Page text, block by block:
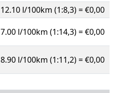
12.10 l/100km (1:8,3) = €0,00
7.00 l/100km (1:14,3) = €0,00
8.90 l/100km (1:11,2) = €0,00